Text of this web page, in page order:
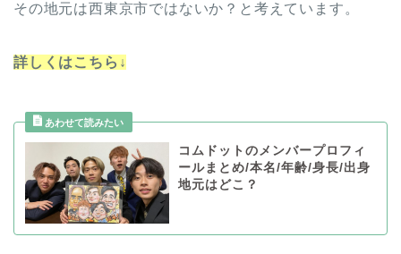
その地元は西東京市ではないか？と考えています。
詳しくはこちら↓
コムドットのメンバープロフィ
ールまとめ/本名/年齢/身長/出身
地元はどこ？